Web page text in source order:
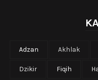
Adzan Akhlak
Dzikir Fiqih